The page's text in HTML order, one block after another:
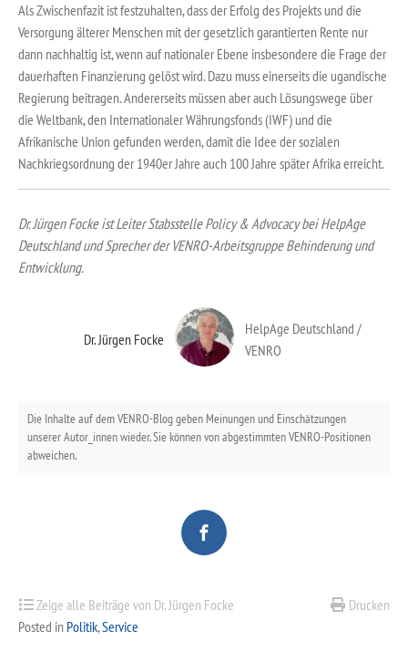
Als Zwischenfazit ist festzuhalten, dass der Erfolg des Projekts und die
Versorgung älterer Menschen mit der gesetzlich garantierten Rente nur
dann nachhaltig ist, wenn auf nationaler Ebene insbesondere die Frage der
dauerhaften Finanzierung gelöst wird. Dazu muss einerseits die ugandische
Regierung beitragen. Andererseits müssen aber auch Lösungswege über
die Weltbank, den Internationaler Währungsfonds (IWF) und die
Afrikanische Union gefunden werden, damit die Idee der sozialen
Nachkriegsordnung der 1940er Jahre auch 100 Jahre später Afrika erreicht.
Dr. Jürgen Focke ist Leiter Stabsstelle Policy & Advocacy bei HelpAge
Deutschland und Sprecher der VENRO-Arbeitsgruppe Behinderung und
Entwicklung.
Dr. Jürgen Focke
HelpAge Deutschland /
VENRO
Die Inhalte auf dem VENRO-Blog geben Meinungen und Einschätzungen
unserer Autor_innen wieder. Sie können von abgestimmten VENRO-Positionen
abweichen.
Drucken
Zeige alle Beiträge von Dr. Jürgen Focke
Posted in Politik,Service